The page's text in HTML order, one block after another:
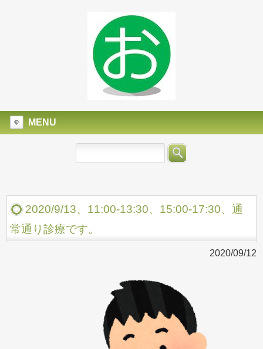
MENU
2020/9/13、11:00-13:30、15:00-17:30、通
常通り診療です。
2020/09/12